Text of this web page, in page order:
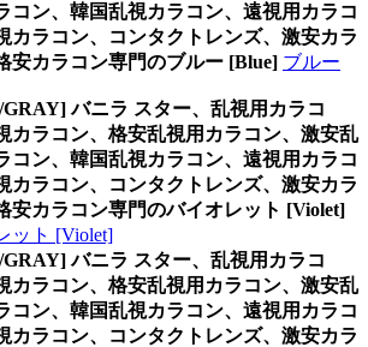
コン、韓国乱視カラコン、遠視用カラコ
カラコン、コンタクトレンズ、激安カラ
安カラコン専門のブルー [Blue] ブルー
バニラ スター、乱視用カラコ
カラコン、格安乱視用カラコン、激安乱
コン、韓国乱視カラコン、遠視用カラコ
カラコン、コンタクトレンズ、激安カラ
安カラコン専門のバイオレット [Violet]
ット [Violet]
バニラ スター、乱視用カラコ
カラコン、格安乱視用カラコン、激安乱
コン、韓国乱視カラコン、遠視用カラコ
カラコン、コンタクトレンズ、激安カラ